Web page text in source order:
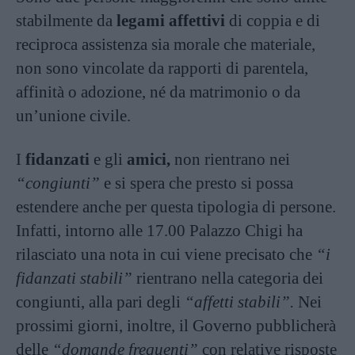
stabilmente da legami affettivi di coppia e di
reciproca assistenza sia morale che materiale,
non sono vincolate da rapporti di parentela,
affinità o adozione, né da matrimonio o da
un’unione civile.
I fidanzati e gli amici, non rientrano nei
“congiunti” e si spera che presto si possa
estendere anche per questa tipologia di persone.
Infatti, intorno alle 17.00 Palazzo Chigi ha
rilasciato una nota in cui viene precisato che “i
fidanzati stabili” rientrano nella categoria dei
congiunti, alla pari degli “affetti stabili”. Nei
prossimi giorni, inoltre, il Governo pubblicherà
delle “domande frequenti” con relative risposte